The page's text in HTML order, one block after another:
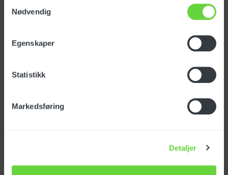
Nødvendig
Egenskaper
Statistikk
Markedsføring
Detaljer
EUR